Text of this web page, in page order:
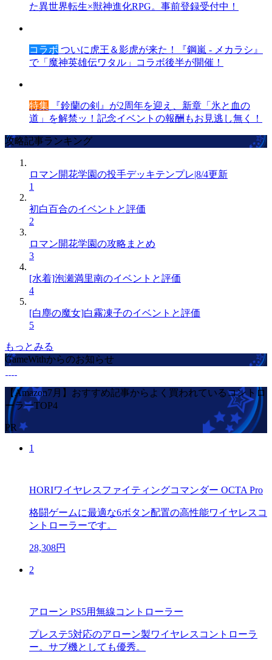
た異世界転生×獣神進化RPG。事前登録受付中！
コラボ ついに虎王＆影虎が来た！『鋼嵐 - メカラシ』
で「魔神英雄伝ワタル」コラボ後半が開催！
特集 『鈴蘭の剣』が2周年を迎え、新章「氷と血の
道」を解禁ッ！記念イベントの報酬もお見逃し無く！
攻略記事ランキング
ロマン開花学園の投手デッキテンプレ|8/4更新
1
初白百合のイベントと評価
2
ロマン開花学園の攻略まとめ
3
[水着]泡瀬満里南のイベントと評価
4
[白塵の魔女]白霧凍子のイベントと評価
5
もっとみる
GameWithからのお知らせ
【Amazon7月】おすすめ記事からよく買われているコントロ
ーラーTOP4
PR
1
HORIワイヤレスファイティングコマンダー OCTA Pro
格闘ゲームに最適な6ボタン配置の高性能ワイヤレスコ
ントローラーです。
28,308円
2
アローン PS5用無線コントローラー
プレステ5対応のアローン製ワイヤレスコントローラ
ー。サブ機としても優秀。